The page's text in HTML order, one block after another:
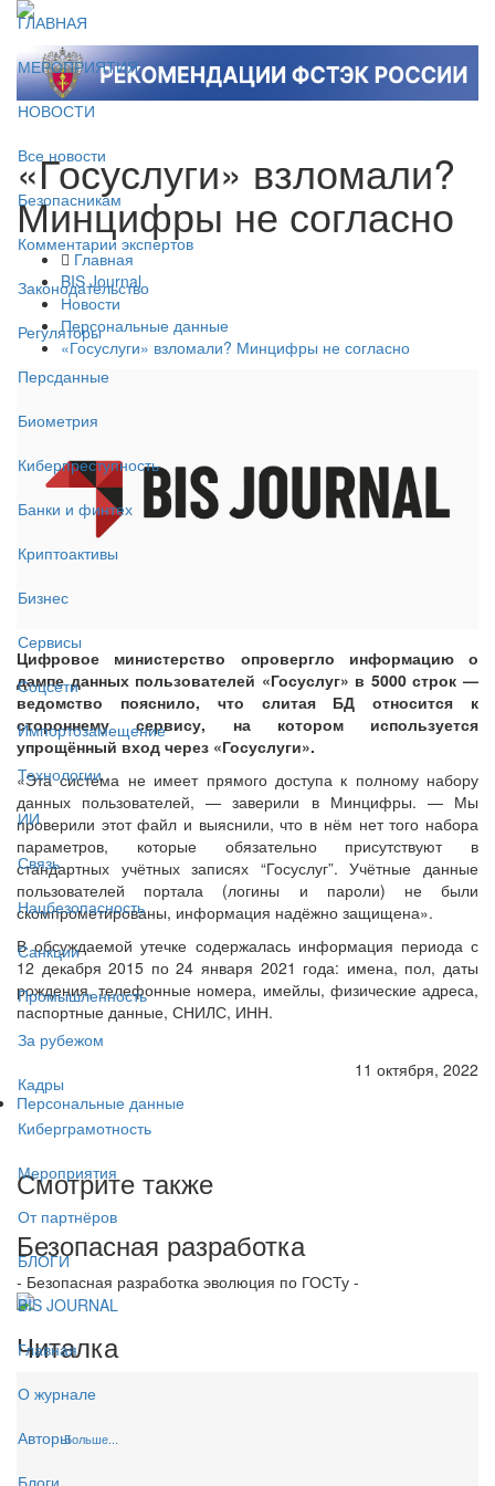
ГЛАВНАЯ
МЕРОПРИЯТИЯ
НОВОСТИ
Все новости
Безопасникам
Комментарии экспертов
Законодательство
Регуляторы
Персданные
Биометрия
Киберпреступность
Банки и финтех
Криптоактивы
Бизнес
Сервисы
Соцсети
Импортозамещение
Технологии
ИИ
Связь
Нацбезопасность
Санкции
Промышленность
За рубежом
Кадры
Киберграмотность
Мероприятия
От партнёров
БЛОГИ
BIS JOURNAL
Главная
О журнале
Авторы
Блоги
«Госуслуги» взломали?
Минцифры не согласно
Главная
BIS Journal
Новости
Персональные данные
«Госуслуги» взломали? Минцифры не согласно
Цифровое министерство опровергло информацию о
дампе данных пользователей «Госуслуг» в 5000 строк —
ведомство пояснило, что слитая БД относится к
стороннему сервису, на котором используется
упрощённый вход через «Госуслуги».
«Эта система не имеет прямого доступа к полному набору
данных пользователей, — заверили в Минцифры. — Мы
проверили этот файл и выяснили, что в нём нет того набора
параметров, которые обязательно присутствуют в
стандартных учётных записях “Госуслуг”. Учётные данные
пользователей портала (логины и пароли) не были
скомпрометированы, информация надёжно защищена».
В обсуждаемой утечке содержалась информация периода с
12 декабря 2015 по 24 января 2021 года: имена, пол, даты
рождения, телефонные номера, имейлы, физические адреса,
паспортные данные, СНИЛС, ИНН.
11 октября, 2022
Персональные данные
Смотрите также
Безопасная разработка
- Безопасная разработка эволюция по ГОСТу -
Читалка
Больше...